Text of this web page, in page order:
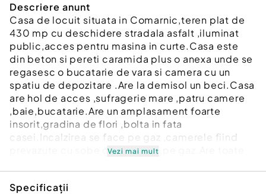
Descriere anunt
Casa de locuit situata in Comarnic,teren plat de
430 mp cu deschidere stradala asfalt ,iluminat
public,acces pentru masina in curte.Casa este
din beton si pereti caramida plus o anexa unde se
regasesc o bucatarie de vara si camera cu un
spatiu de depozitare .Are la demisol un beci.Casa
are hol de acces ,sufragerie mare ,patru camere
,baie,bucatarie.Are un amplasament foarte
insorit,gradina de flori ,bolta in fata
casei.Incalzirea se face pe gaz ,camerele fiind
prevazute cu sobe de teracota pe gaz.Are toate
Vezi mai mult
Specificații